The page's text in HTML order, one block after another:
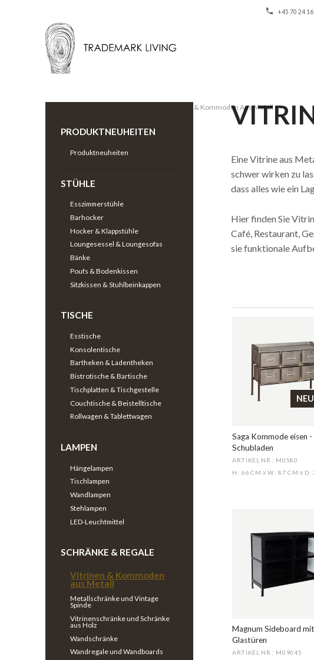
phone +45 70 24
Vitrinen & Kommoden Aus Metall >
PRODUKTNEUHEITEN
Produktneuheiten
STÜHLE
Esszimmerstühle
Barhocker
Hocker & Klappstühle
Loungesessel & Loungesofas
Bänke
Poufs & Bodenkissen
Sitzkissen & Stuhlbeinkappen
TISCHE
Esstische
Konsolentische
Bartheken & Ladentheken
Bistrotische & Bartische
Tischplatten & Tischgestelle
Couchtische & Beistelltische
Rollwagen & Tablettwagen
LAMPEN
Hängelampen
Tischlampen
Wandlampen
Stehlampen
LED-Leuchtmittel
SCHRÄNKE & REGALE
Vitrinen & Kommoden
aus Metall
Metallschränke und Vintage
Spinde
Vitrinenschränke und Schränke
aus Holz
Wandschränke
Wandregale und Wandboards
Eine Vitrine aus
schwer wirken zu
dass alles wie ein
Hier finden Sie
Café, Restaurant,
sie funktionale
Saga Kommode eisen -
Schubladen
ARTIKEL NR.: M0580
H: 66 CM X W: 87 CMX D:
Magnum Sideboard mit
Glastüren
ARTIKEL NR.: M09045